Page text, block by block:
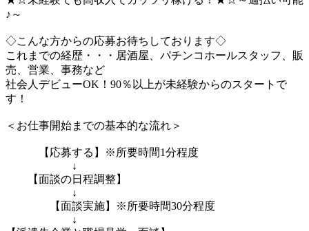
♪～
◇こんな方からの応募お待ちしております◇
これまでの経歴・・・居酒屋、パチンコホールスタッフ、販
売、営業、事務など
社会人デビューOK！90％以上が未経験からのスタートで
す！
＜お仕事開始までの基本的な流れ＞
【応募する】※所要時間1分程度
↓
【面談の日程調整】
↓
【面談実施】※所要時間30分程度
↓